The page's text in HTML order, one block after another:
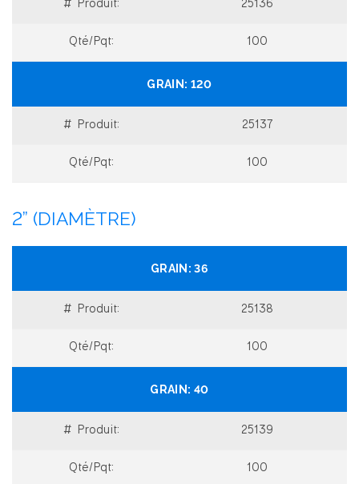
25136
100
120
25137
100
2” (DIAMÈTRE)
36
25138
100
40
25139
100